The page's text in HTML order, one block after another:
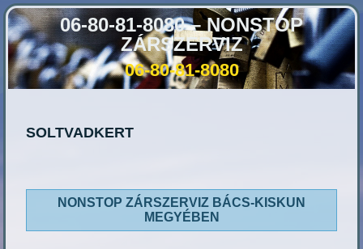
06-80-81-8080 – NONSTOP
ZÁRSZERVIZ
06-80-81-8080
SOLTVADKERT
NONSTOP ZÁRSZERVIZ BÁCS-KISKUN
MEGYÉBEN